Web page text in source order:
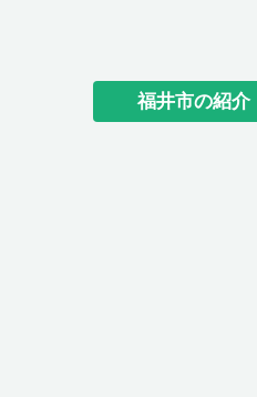
福井市の紹介